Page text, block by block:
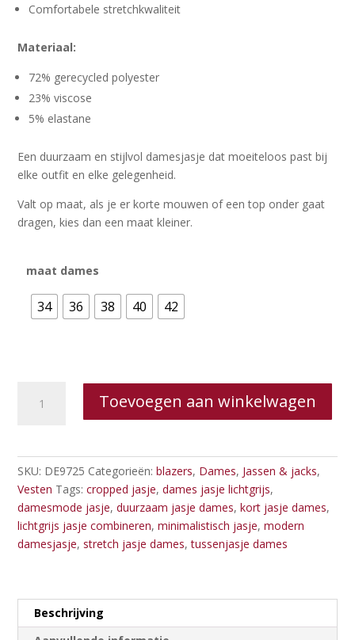
Comfortabele stretchkwaliteit
Materiaal:
72% gerecycled polyester
23% viscose
5% elastane
Een duurzaam en stijlvol damesjasje dat moeiteloos past bij
elke outfit en elke gelegenheid.
Valt op maat, als je er korte mouwen of een top onder gaat
dragen, kies dan een maat kleiner.
maat dames
34 36 38 40 42
Mabel
Toevoegen aan winkelwagen
SKU: DE9725 Categorieën:blazers, Dames, Jassen & jacks,
Vesten Tags:cropped jasje,dames jasje lichtgrijs,
damesmode jasje,duurzaam jasje dames,kort jasje dames,
lichtgrijs jasje combineren,minimalistisch jasje,modern
damesjasje,stretch jasje dames,tussenjasje dames
Beschrijving